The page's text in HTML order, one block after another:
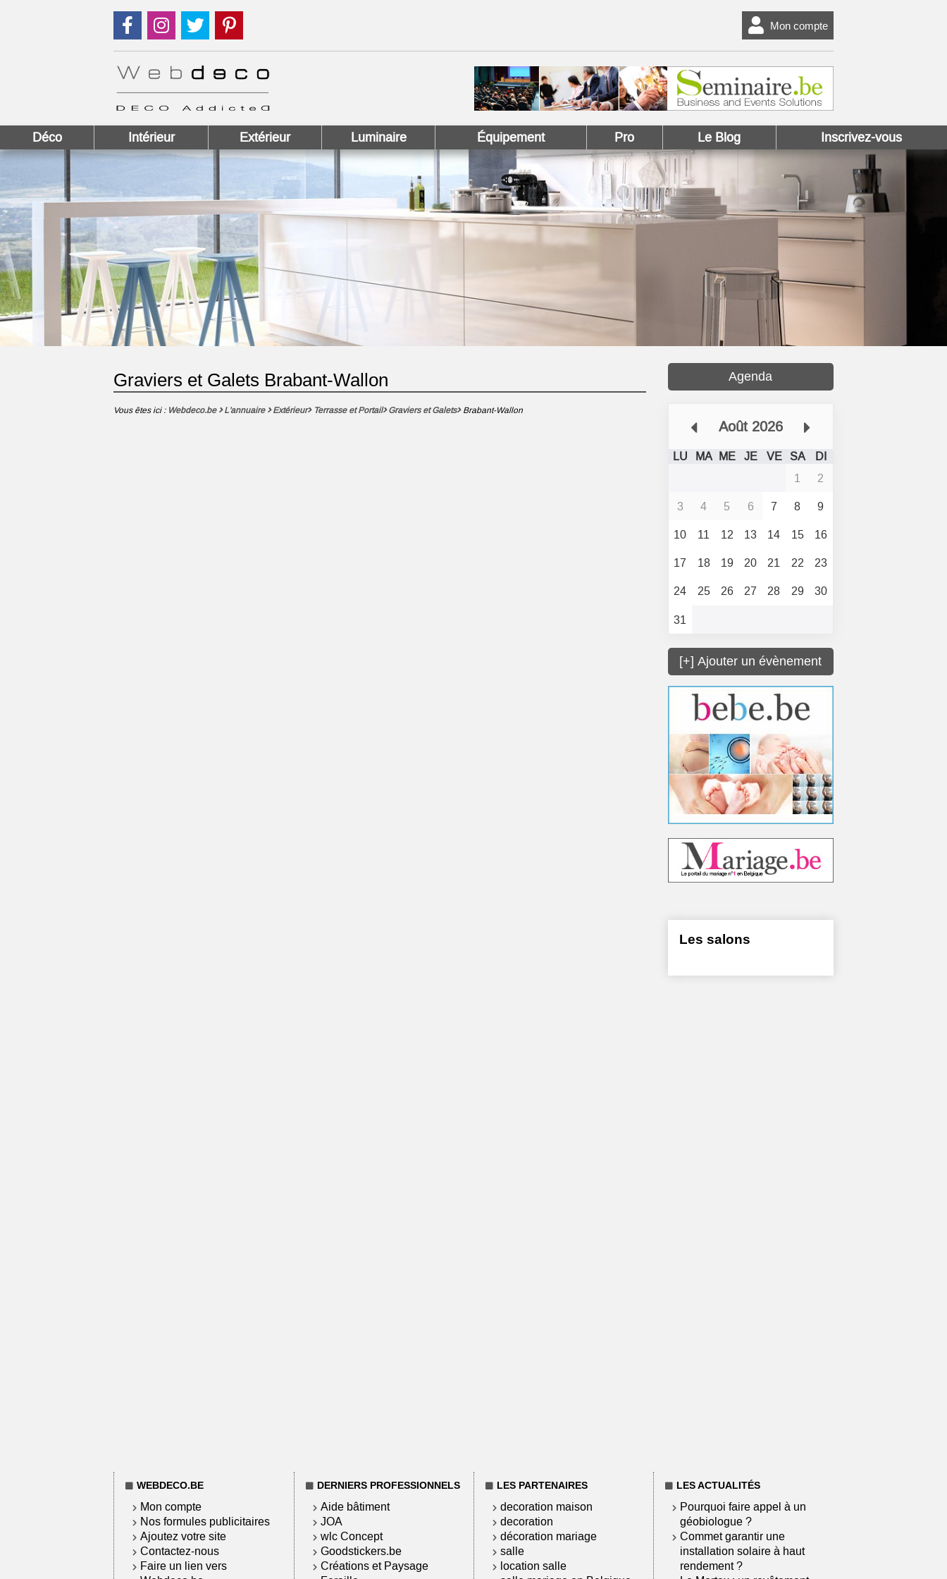
Suivez nous sur Facebook !
Suivez nous sur Instagram !
Suivez nous sur Twitter ! Mon compte
Déco Intérieur Extérieur Luminaire Équipement Pro Le Blog Inscrivez-vous
Graviers et Galets Brabant-Wallon
Vous êtes ici : Webdeco.be L'annuaire Extérieur Terrasse et Portail Graviers et Galets Brabant-Wallon
Agenda
Août 2026
LU MA ME JE VE SA
DI
1
2
3
4 5 6 7 8
9
10
11 12 13 14 15
16
17
18 19 20 21 22
23
24
25 26 27 28 29
30
31
[+] Ajouter un évènement
Les salons
WEBDECO.BE
Mon compte
Nos formules publicitaires
Ajoutez votre site
Contactez-nous
Faire un lien vers
DERNIERS PROFESSIONNELS
Aide bâtiment
JOA
wlc Concept
Goodstickers.be
Créations et Paysage
LES PARTENAIRES
decoration maison
decoration
décoration mariage
salle
location salle
LES ACTUALITÉS
Pourquoi faire appel à un
géobiologue ?
Commet garantir une
installation solaire à haut
rendement ?